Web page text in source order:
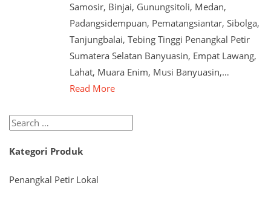
Samosir, Binjai, Gunungsitoli, Medan,
Padangsidempuan, Pematangsiantar, Sibolga,
Tanjungbalai, Tebing Tinggi Penangkal Petir
Sumatera Selatan Banyuasin, Empat Lawang,
Lahat, Muara Enim, Musi Banyuasin,…
Read More
Search
Kategori Produk
Penangkal Petir Lokal